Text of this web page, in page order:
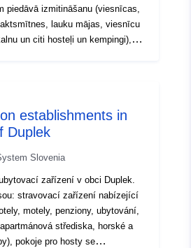
piedāvā izmitināšanu (viesnīcas,
lauku mājas, viesnīcu
un citi hosteļi un kempingi),
jahtu ostas.
establishments in
Duplek
Slovenia
zařízení v obci Duplek.
stravovací zařízení nabízející
motely, penziony, ubytování,
střediska, horské a
pokoje pro hosty se